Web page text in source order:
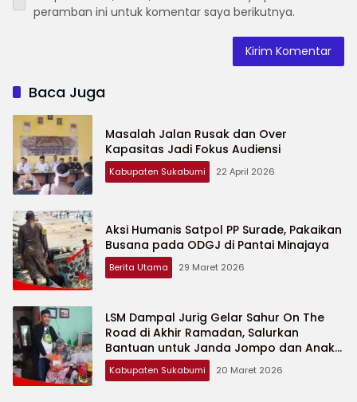
peramban ini untuk komentar saya berikutnya.
Baca Juga
Masalah Jalan Rusak dan Over
Kapasitas Jadi Fokus Audiensi
Kabupaten Sukabumi 22 April 2026
Aksi Humanis Satpol PP Surade, Pakaikan
Busana pada ODGJ di Pantai Minajaya
Berita Utama 29 Maret 2026
LSM Dampal Jurig Gelar Sahur On The
Road di Akhir Ramadan, Salurkan
Bantuan untuk Janda Jompo dan Anak
Yatim
Kabupaten Sukabumi 20 Maret 2026